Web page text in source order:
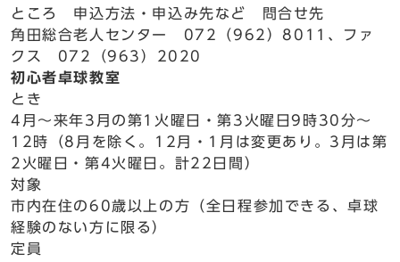
ところ 申込方法・申込み先など 問合せ先
角田総合老人センター 072（962）8011、ファ
クス 072（963）2020
初心者卓球教室
とき
4月～来年3月の第1火曜日・第3火曜日9時30分～
12時（8月を除く。12月・1月は変更あり。3月は第
2火曜日・第4火曜日。計22日間）
対象
市内在住の60歳以上の方（全日程参加できる、卓球
経験のない方に限る）
定員